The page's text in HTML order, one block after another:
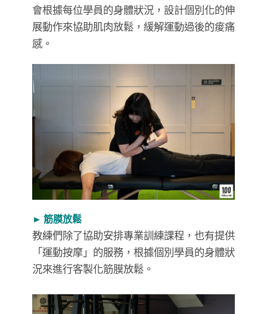
會根據每位學員的身體狀況，設計個別化的伸
展動作來協助肌肉放鬆，緩解運動過後的痠痛
感。
► 筋膜放鬆
教練們除了協助安排專業訓練課程，也有提供
「運動按摩」的服務，根據個別學員的身體狀
況來進行客製化筋膜放鬆。